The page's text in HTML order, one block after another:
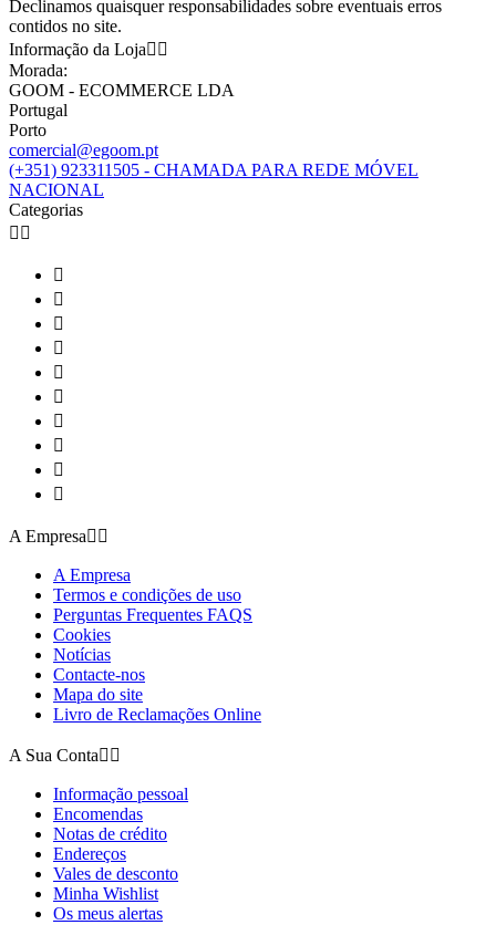
Declinamos quaisquer responsabilidades sobre eventuais erros
contidos no site.
Informação da Loja 
Morada:
GOOM - ECOMMERCE LDA
Portugal
Porto
comercial@egoom.pt
(+351) 923311505 - CHAMADA PARA REDE MÓVEL
NACIONAL
Categorias
 










A Empresa 
A Empresa
Termos e condições de uso
Perguntas Frequentes FAQS
Cookies
Notícias
Contacte-nos
Mapa do site
Livro de Reclamações Online
A Sua Conta 
Informação pessoal
Encomendas
Notas de crédito
Endereços
Vales de desconto
Minha Wishlist
Os meus alertas